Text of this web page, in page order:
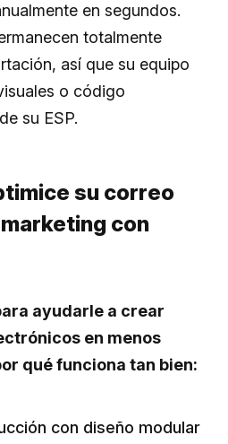
en segundos.
totalmente
así que su equipo
o código
su ESP.
su correo
con
ayudarle a crear
en menos
qué funciona tan bien:
con diseño modular